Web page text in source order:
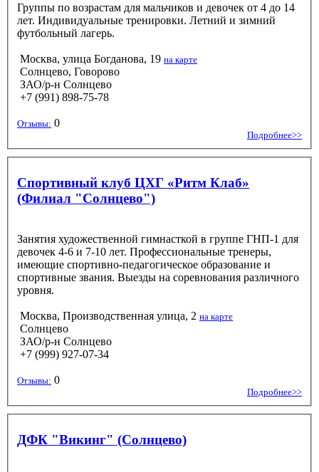
Группы по возрастам для мальчиков и девочек от 4 до 14
лет. Индивидуальные тренировки. Летний и зимний
футбольный лагерь.
Москва, улица Богданова, 19 на карте
Солнцево, Говорово
ЗАО/р-н Солнцево
+7 (991) 898-75-78
Отзывы: 0
Подробнее>>
Спортивный клуб ЦХГ «Ритм Клаб»
(Филиал "Солнцево")
Занятия художественной гимнасткой в группе ГНП-1 для
девочек 4-6 и 7-10 лет. Профессиональные тренеры,
имеющие спортивно-педагогическое образование и
спортивные звания. Выезды на соревнования различного
уровня.
Москва, Производственная улица, 2 на карте
Солнцево
ЗАО/р-н Солнцево
+7 (999) 927-07-34
Отзывы: 0
Подробнее>>
ДФК "Викинг" (Солнцево)